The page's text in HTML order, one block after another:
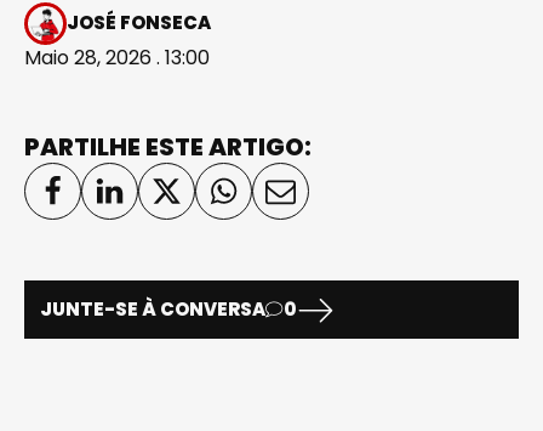
JOSÉ FONSECA
Maio 28, 2026 . 13:00
PARTILHE ESTE ARTIGO:
JUNTE-SE À CONVERSA 0